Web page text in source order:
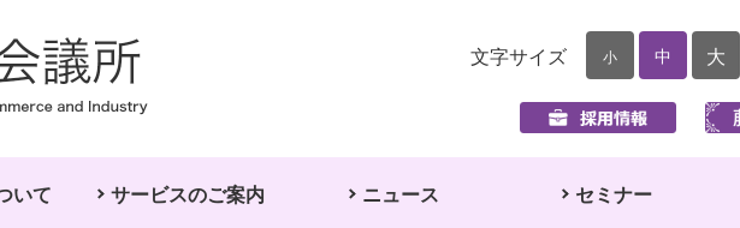
文字サイズ 小 中 大
いて サービスのご案内 ニュース セミナー